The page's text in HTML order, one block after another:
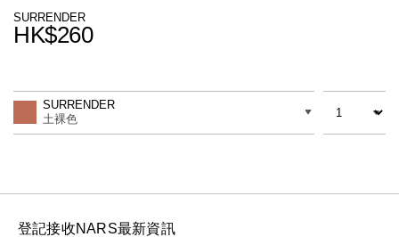
線上虛擬試妝
熱賣產品
SURRENDER
HK$260
to
cart
options
Actions
差別
SURRENDER
土裸色
數量
登記接收NARS最新資訊